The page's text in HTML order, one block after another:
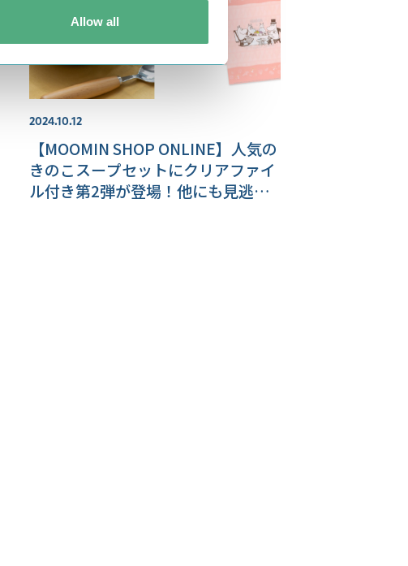
Allow all
2024.10.12
【MOOMIN SHOP ONLINE】人気の
きのこスープセットにクリアファイ
ル付き第2弾が登場！他にも見逃せ